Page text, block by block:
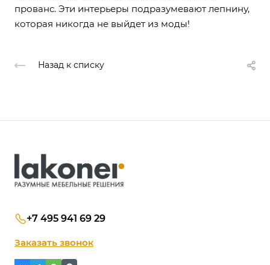
прованс. Эти интерьеры подразумевают лепнину,
которая никогда не выйдет из моды!
Назад к списку
+7 495 941 69 29
Заказать звонок